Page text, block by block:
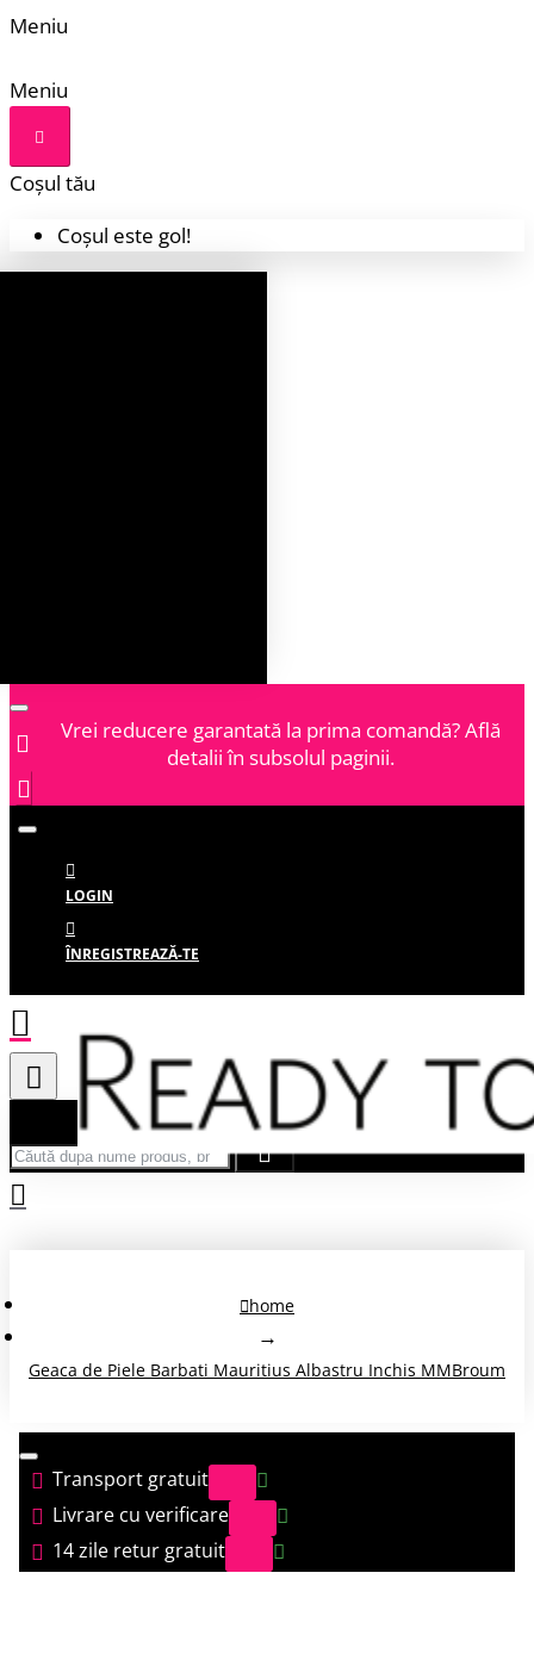
Meniu
Meniu
Coșul tău
Coșul este gol!
Vrei reducere garantată la prima comandă? Află
detalii în subsolul paginii.
LOGIN
ÎNREGISTREAZĂ-TE
Căută după nume produs, brand...
home
Geaca de Piele Barbati Mauritius Albastru Inchis MMBroum
Transport gratuit
Livrare cu verificare
14 zile retur gratuit